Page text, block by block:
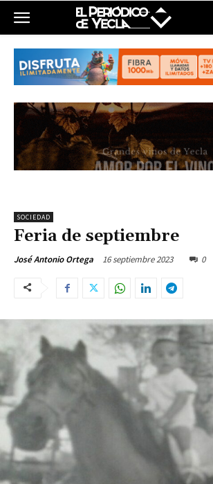
SOCIEDAD
Feria de septiembre
José Antonio Ortega 16 septiembre 2023 0